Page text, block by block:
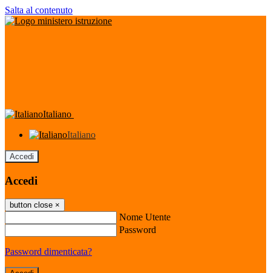
Salta al contenuto
Italiano
Italiano
Accedi
Accedi
button close ×
Nome Utente
Password
Password dimenticata?